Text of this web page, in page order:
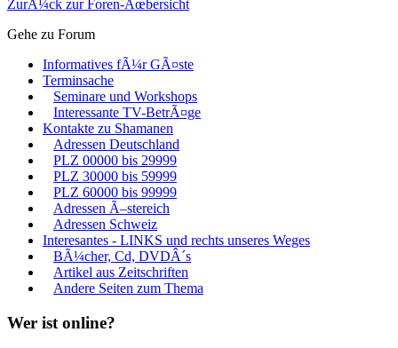
ZurÃ¼ck zur Foren-Ãœbersicht
Gehe zu Forum
Informatives fÃ¼r GÃ¤ste
Terminsache
Seminare und Workshops
Interessante TV-BetrÃ¤ge
Kontakte zu Shamanen
Adressen Deutschland
PLZ 00000 bis 29999
PLZ 30000 bis 59999
PLZ 60000 bis 99999
Adressen Ã–stereich
Adressen Schweiz
Interesantes - LINKS und rechts unseres Weges
BÃ¼cher, Cd, DVDÂ´s
Artikel aus Zeitschriften
Andere Seiten zum Thema
Wer ist online?